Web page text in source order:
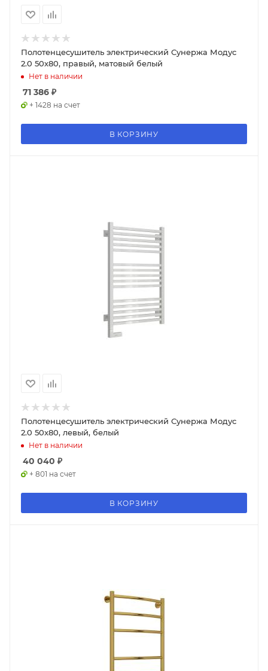
Полотенцесушитель электрический Сунержа Модус
2.0 50х80, правый, матовый белый
Нет в наличии
71 386 ₽
+ 1428 на счет
В КОРЗИНУ
Полотенцесушитель электрический Сунержа Модус
2.0 50x80, левый, белый
Нет в наличии
40 040 ₽
+ 801 на счет
В КОРЗИНУ